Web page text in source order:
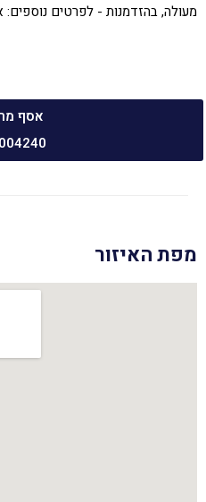
מעולה, בהזדמנות - לפרטים נוספים: אסף - 058-
אסף
מפת האיזור